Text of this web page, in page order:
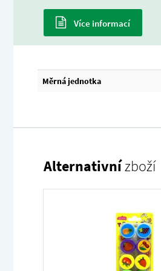
Více informací
Měrná jednotka
Alternativnízboží